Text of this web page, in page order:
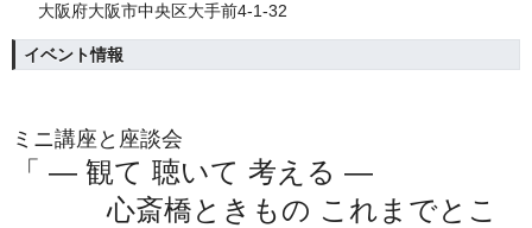
大阪府大阪市中央区大手前4-1-32
イベント情報
ミニ講座と座談会
「 ― 観て 聴いて 考える ―
心斎橋ときもの これまでとこ